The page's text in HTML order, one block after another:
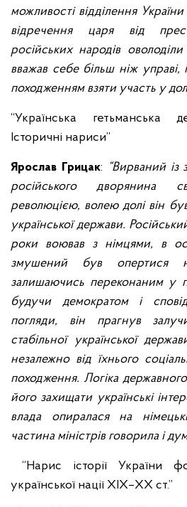
можливості відділення України
відречення царя від
російських народів оволоділи
вважав себе більш ніж управі,
походженням взяти участь у
“Українська гетьманська
Історичні нариси”
Ярослав Грицак: “Вирваний із
російського дворянина
революцією, волею долі він
української держави.
роки воював з німцями, в
змушений був опертися
залишаючись переконаним у
будучи демократом і
погляди, він прагнув
стабільної української
незалежно від їхнього
походження. Логіка
його захищати українські
влада опиралася на
частина міністрів говорила і
“Нарис історії України
української нації XIX–XX ст.”